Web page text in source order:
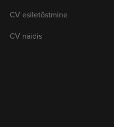
CV esiletõstmine
CV näidis